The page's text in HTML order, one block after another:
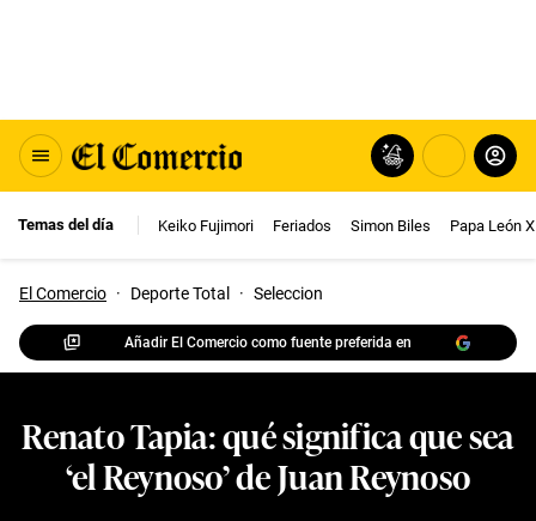
Temas del día Keiko Fujimori Feriados Simon Biles Papa León
El Comercio · Deporte Total · Seleccion
Añadir El Comercio como fuente preferida en
Renato Tapia: qué significa que sea
‘el Reynoso’ de Juan Reynoso